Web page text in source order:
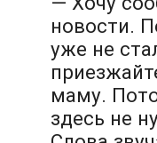
новости.
уже не
маму.
здесь не